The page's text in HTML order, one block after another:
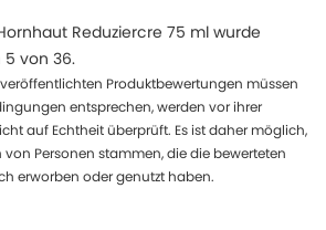
Reduziercre 75 ml wurde
5 von 36.
Produktbewertungen müssen
entsprechen, werden vor ihrer
auf Echtheit überprüft. Es ist daher möglich,
Personen stammen, die die bewerteten
erworben oder genutzt haben.